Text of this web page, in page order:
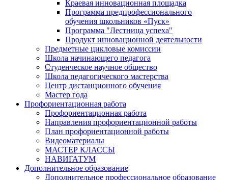
Краевая инновационная площадка
Программа предпрофессионального
обучения школьников «Пуск»
Программа "Лестница успеха"
Продукт инновационной деятельности
Предметные цикловые комиссии
Школа начинающего педагога
Студенческое научное общество
Школа педагогического мастерства
Центр дистанционного обучения
Мастер года
Профориентационная работа
Профориентационная работа
Направления профориентационной работы
План профориентационной работы
Видеоматериалы
МАСТЕР КЛАССЫ
НАВИГАТУМ
Дополнительное образование
Дополнительное профессиональное образование